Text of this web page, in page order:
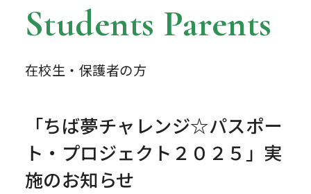
Students Parents
在校生・保護者の方
「ちば夢チャレンジ☆パスポー
ト・プロジェクト２０２５」実
施のお知らせ